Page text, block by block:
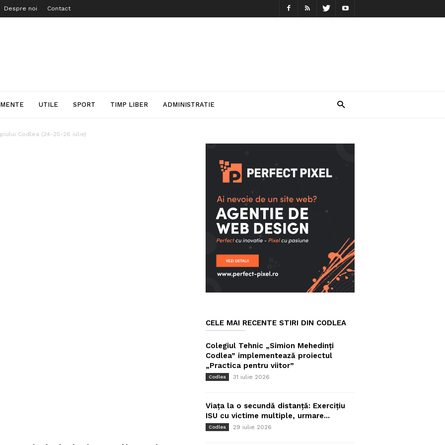
Despre noi Contact
UTILE SPORT TIMP LIBER ADMINISTRATIE
Codlea (24-25-26 iulie)
CELE MAI RECENTE STIRI DIN CODLEA
Colegiul Tehnic „Simion Mehedinți
Codlea” implementează proiectul
„Practica pentru viitor”
Codlea 31 iulie 2026
Viața la o secundă distanță: Exercițiu
ISU cu victime multiple, urmare...
Codlea 29 iulie 2026